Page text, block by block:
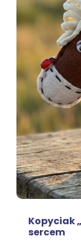
Kopyciak
sercem